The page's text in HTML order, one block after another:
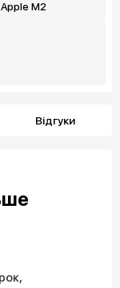
Apple M2
Відгуки